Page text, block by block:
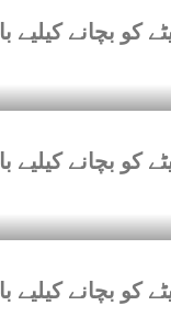
کو بچانے کیلیے
کو بچانے کیلیے
کو بچانے کیلیے